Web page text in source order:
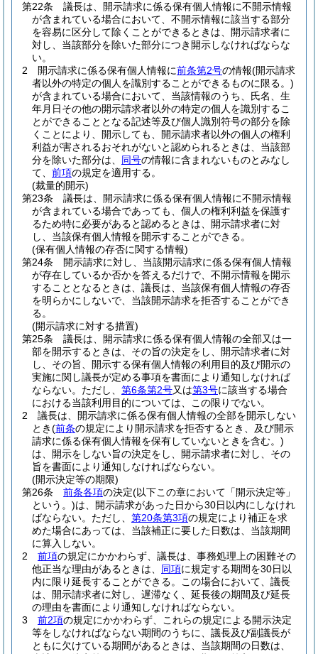
第22条
議長は、開示請求に係る保有個人情報に不開示情報
が含まれている場合において、不開示情報に該当する部分
を容易に区分して除くことができるときは、開示請求者に
対し、当該部分を除いた部分につき開示しなければならな
い。
2
開示請求に係る保有個人情報に前条第2号の情報(開示請求
者以外の特定の個人を識別することができるものに限る。)
が含まれている場合において、当該情報のうち、氏名、生
年月日その他の開示請求者以外の特定の個人を識別するこ
とができることとなる記述等及び個人識別符号の部分を除
くことにより、開示しても、開示請求者以外の個人の権利
利益が害されるおそれがないと認められるときは、当該部
分を除いた部分は、 同号の情報に含まれないものとみなし
て、 前項の規定を適用する。
(裁量的開示)
第23条
議長は、開示請求に係る保有個人情報に不開示情報
が含まれている場合であっても、個人の権利利益を保護す
るため特に必要があると認めるときは、開示請求者に対
し、当該保有個人情報を開示することができる。
(保有個人情報の存否に関する情報)
第24条
開示請求に対し、当該開示請求に係る保有個人情報
が存在しているか否かを答えるだけで、不開示情報を開示
することとなるときは、議長は、当該保有個人情報の存否
を明らかにしないで、当該開示請求を拒否することができ
る。
(開示請求に対する措置)
第25条
議長は、開示請求に係る保有個人情報の全部又は一
部を開示するときは、その旨の決定をし、開示請求者に対
し、その旨、開示する保有個人情報の利用目的及び開示の
実施に関し議長が定める事項を書面により通知しなければ
ならない。 ただし、 第6条第2号又は第3号に該当する場合
における当該利用目的については、この限りでない。
2
議長は、開示請求に係る保有個人情報の全部を開示しない
とき(前条の規定により開示請求を拒否するとき、及び開示
請求に係る保有個人情報を保有していないときを含む。)
は、開示をしない旨の決定をし、開示請求者に対し、その
旨を書面により通知しなければならない。
(開示決定等の期限)
第26条
前条各項の決定(以下この章において「開示決定等」
という。)は、開示請求があった日から30日以内にしなけれ
ばならない。 ただし、 第20条第3項の規定により補正を求
めた場合にあっては、当該補正に要した日数は、当該期間
に算入しない。
2
前項の規定にかかわらず、議長は、事務処理上の困難その
他正当な理由があるときは、 同項に規定する期間を30日以
内に限り延長することができる。
この場合において、議長
は、開示請求者に対し、遅滞なく、延長後の期間及び延長
の理由を書面により通知しなければならない。
3
前2項の規定にかかわらず、これらの規定による開示決定
等をしなければならない期間のうちに、議長及び副議長が
ともに欠けている期間があるときは、当該期間の日数は、